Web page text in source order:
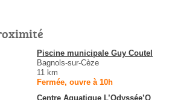
Piscine municipale Guy Coutel
Bagnols-sur-Cèze
11 km
Fermée, ouvre à 10h
Centre Aquatique L’Odyssée’O